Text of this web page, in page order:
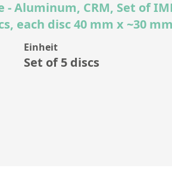
- Aluminum, CRM, Set of
each disc 40 mm x ~30 mm
Einheit
Set of 5 discs